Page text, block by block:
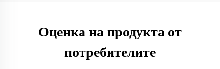
Оценка на продукта от
потребителите